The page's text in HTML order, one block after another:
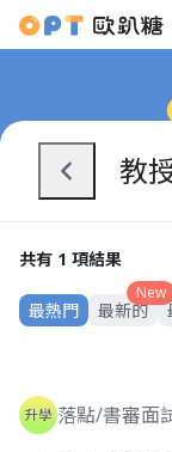
教
共有 1 項結果
最熱門
New
最新的
落點/書審面